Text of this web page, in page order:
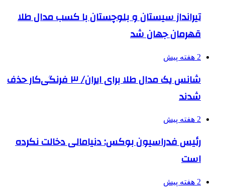
تیرانداز سیستان و بلوچستان با کسب مدال طلا
قهرمان جهان شد
2 هفته پیش
شانس یک مدال طلا برای ایران/ ۳ فرنگی‌کار حذف
شدند
2 هفته پیش
رئیس فدراسیون بوکس: دنیامالی دخالت نکرده
است
2 هفته پیش